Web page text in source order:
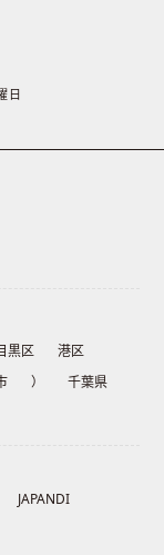
日
黒区
港区
）
千葉県
JAPANDI